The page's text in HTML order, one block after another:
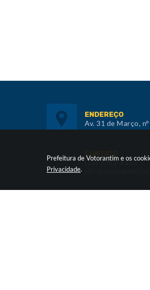
Prefeitura de Votorantim e os
Privacidade.
ENDEREÇO
Av. 31 de Março,
CONTATO
(15) 3353-8533